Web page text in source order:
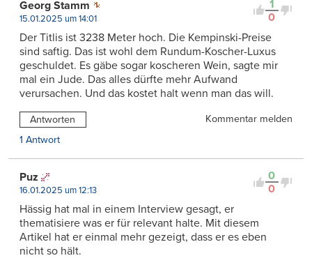
1
0
Georg Stamm
15.01.2025 um 14:01
Der Titlis ist 3238 Meter hoch. Die Kempinski-Preise
sind saftig. Das ist wohl dem Rundum-Koscher-Luxus
geschuldet. Es gäbe sogar koscheren Wein, sagte mir
mal ein Jude. Das alles dürfte mehr Aufwand
verursachen. Und das kostet halt wenn man das will.
Antworten
Kommentar melden
1 Antwort
0
0
Puz
16.01.2025 um 12:13
Hässig hat mal in einem Interview gesagt, er
thematisiere was er für relevant halte. Mit diesem
Artikel hat er einmal mehr gezeigt, dass er es eben
nicht so hält.